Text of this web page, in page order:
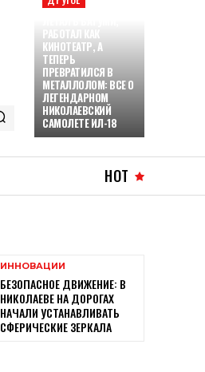
РАБОТАЛ КАК
КИНОТЕАТР, А
ТЕПЕРЬ
ПРЕВРАТИЛСЯ В
МЕТАЛЛОЛОМ: ВСЕ О
ЛЕГЕНДАРНОМ
НИКОЛАЕВСКИЙ
САМОЛЕТЕ ИЛ-18
HOT
ИННОВАЦИИ
БЕЗОПАСНОЕ ДВИЖЕНИЕ: В
НИКОЛАЕВЕ НА ДОРОГАХ
НАЧАЛИ УСТАНАВЛИВАТЬ
СФЕРИЧЕСКИЕ ЗЕРКАЛА